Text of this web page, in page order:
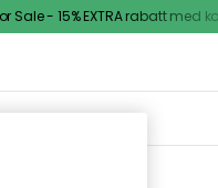
Sale - 15% EXTRA rabatt med kod